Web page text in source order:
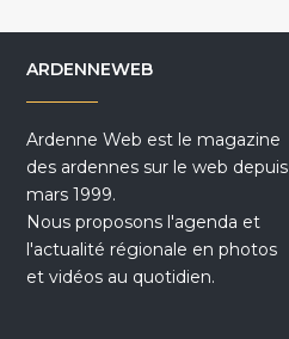
ARDENNEWEB
Ardenne Web est le magazine
des ardennes sur le web depuis
mars 1999.
Nous proposons l'agenda et
l'actualité régionale en photos
et vidéos au quotidien.